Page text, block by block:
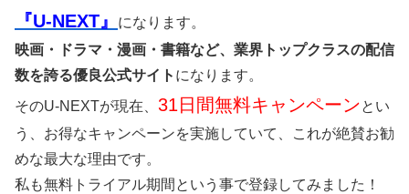
『U-NEXT』
になります。
映画・ドラマ・漫画・書籍など、業界トップクラスの配信
数を誇る優良公式サイト になります。
そのU-NEXTが現在、 31日間無料キャンペーンとい
う、お得なキャンペーンを実施していて、これが絶賛お勧
めな最大な理由です。
私も無料トライアル期間という事で登録してみました！